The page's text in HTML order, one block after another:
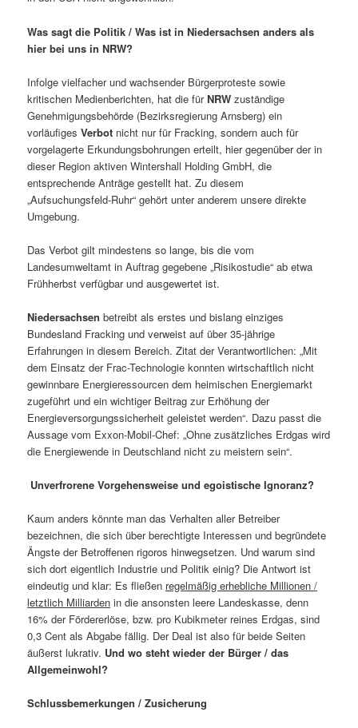
Was sagt die Politik / Was ist in Niedersachsen anders als
hier bei uns in NRW?
Infolge vielfacher und wachsender Bürgerproteste sowie
kritischen Medienberichten, hat die fürNRW zuständige
Genehmigungsbehörde (Bezirksregierung Arnsberg) ein
vorläufigesVerbot nicht nur für Fracking, sondern auch für
vorgelagerte Erkundungsbohrungen erteilt, hier gegenüber der in
dieser Region aktiven Wintershall Holding GmbH, die
entsprechende Anträge gestellt hat. Zu diesem
„Aufsuchungsfeld-Ruhr“ gehört unter anderem unsere direkte
Umgebung.
Das Verbot gilt mindestens so lange, bis die vom
Landesumweltamt in Auftrag gegebene „Risikostudie“ ab etwa
Frühherbst verfügbar und ausgewertet ist.
Niedersachsen betreibt als erstes und bislang einziges
Bundesland Fracking und verweist auf über 35-jährige
Erfahrungen in diesem Bereich. Zitat der Verantwortlichen: „Mit
dem Einsatz der Frac-Technologie konnten wirtschaftlich nicht
gewinnbare Energieressourcen dem heimischen Energiemarkt
zugeführt und ein wichtiger Beitrag zur Erhöhung der
Energieversorgungssicherheit geleistet werden“. Dazu passt die
Aussage vom Exxon-Mobil-Chef: „Ohne zusätzliches Erdgas wird
die Energiewende in Deutschland nicht zu meistern sein“.
Unverfrorene Vorgehensweise und egoistische Ignoranz?
Kaum anders könnte man das Verhalten aller Betreiber
bezeichnen, die sich über berechtigte Interessen und begründete
Ängste der Betroffenen rigoros hinwegsetzen. Und warum sind
sich dort eigentlich Industrie und Politik einig? Die Antwort ist
eindeutig und klar: Es fließen regelmäßig erhebliche Millionen /
letztlich Milliarden in die ansonsten leere Landeskasse, denn
16% der Fördererlöse, bzw. pro Kubikmeter reines Erdgas, sind
0,3 Cent als Abgabe fällig. Der Deal ist also für beide Seiten
äußerst lukrativ. Und wo steht wieder der Bürger / das
Allgemeinwohl?
Schlussbemerkungen / Zusicherung